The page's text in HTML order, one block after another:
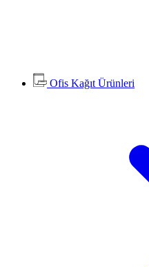
Ofis Kağıt Ürünleri